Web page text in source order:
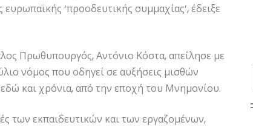
‘προοδευτικής συμμαχίας’, έδειξε
Πρωθυπουργός, Αντόνιο Κόστα, απείλησε με
νόμος που οδηγεί σε αυξήσεις μισθών
και χρόνια, από την εποχή του Μνημονίου.
των εκπαιδευτικών και των εργαζομένων,